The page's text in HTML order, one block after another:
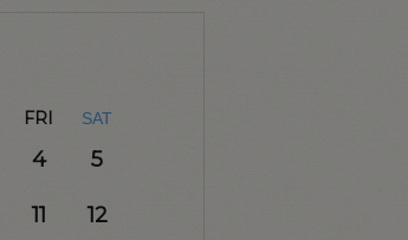
FRI SAT
4 5
11 12